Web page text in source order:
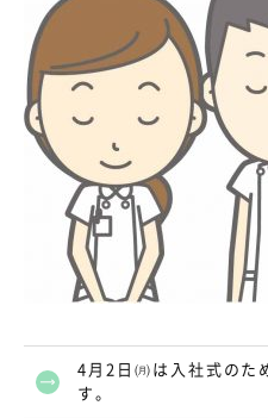
4月2日㈪は入社式のた
す。